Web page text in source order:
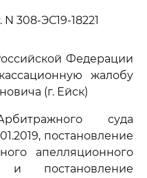
N 308-ЭС19-18221
Федерации
жалобу
(г. Ейск)
суда
постановление
апелляционного
постановление